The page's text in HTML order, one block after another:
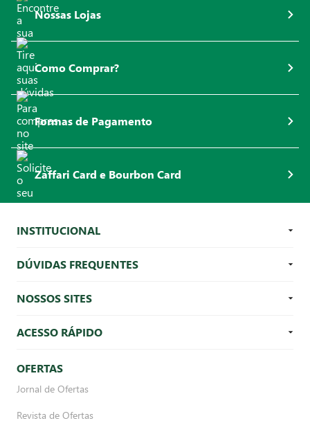
Nossas Lojas
Como Comprar?
Formas de Pagamento
Zaffari Card e Bourbon Card
INSTITUCIONAL
DÚVIDAS FREQUENTES
NOSSOS SITES
ACESSO RÁPIDO
OFERTAS
Jornal de Ofertas
Revista de Ofertas